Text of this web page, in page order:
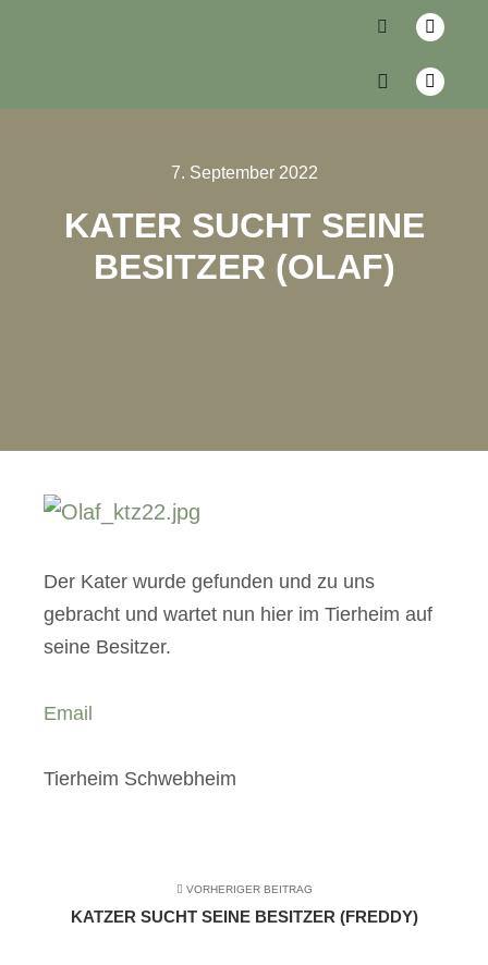
7. September 2022
KATER SUCHT SEINE
BESITZER (OLAF)
Der Kater wurde gefunden und zu uns
gebracht und wartet nun hier im Tierheim auf
seine Besitzer.
Email
Tierheim Schwebheim
VORHERIGER BEITRAG
KATZER SUCHT SEINE BESITZER (FREDDY)